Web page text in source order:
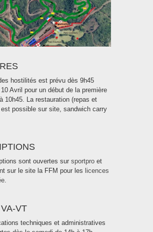
hostilités est prévu dès 9h45
Avril pour un début de la première
10h45. La restauration (repas et
possible sur site, sandwich carry
sont ouvertes sur sportpro et
sur le site la FFM pour les licences
VT
techniques et administratives